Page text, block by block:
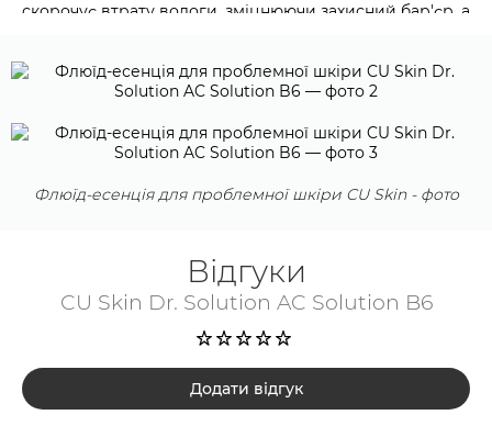
скорочує втрату вологи, зміцнюючи захисний бар'єр, а
пом'якшує. Екстракт яєчного білка, портулаку та
софори звужують пори, зволожують, мають
протизапальну та антимікробну дію. Аргінін і алантоїн
стимулюють мікроциркуляцію, пом'якшують.
Лікувальнафлюїд-есенціядля проблемної шкіри від
агресивних хімічних компонентів, а тому замовити її
можна сміливо і при схильності до алергії. Засіб має
невагому консистенцію і не залишає жирної плівки.
Флюїд-есенція для проблемної шкіри CU Skin - фото
Відгуки
CU Skin Dr. Solution AC Solution B6
Додати відгук